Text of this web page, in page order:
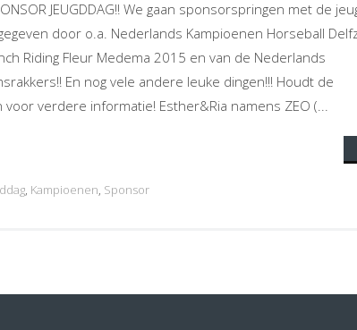
JEUGDDAG!! We gaan sponsorspringen met de
door o.a. Nederlands Kampioenen Horseball
Riding Fleur Medema 2015 en van de Nederlands
En nog vele andere leuke dingen!!! Houdt de
verdere informatie! Esther&Ria namens ZEO (...
Kampioenen Sponsor